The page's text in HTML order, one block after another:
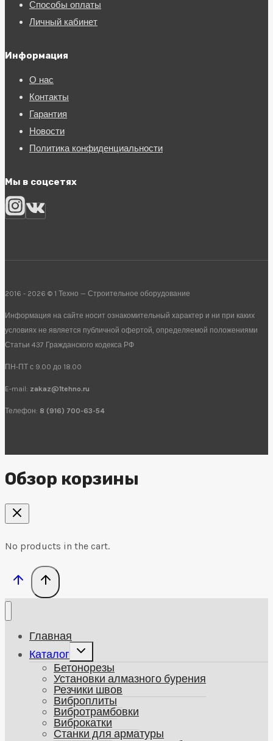
Способы оплаты
Личный кабинет
Информация
О нас
Контакты
Гарантия
Новости
Политика конфиденциальности
Мы в соцсетях
2016 - 2026 © 1 Техно — Строительное оборудование
Информация на сайте носит ознакомительный характер и ни при каких
условиях не является публичной офертой, определяемой положениями
Статьи 437 Гражданского кодекса РФ
ПН-ПТ с 9.00 до 18.00
E-mail: zakaz@1tehno.ru
Телефон: 8 (916) 700-63-54
Обзор корзины
No products in the cart.
Главная
Каталог
Развернуть
меню
Бетонорезы
Установки алмазного бурения
Резчики швов
Виброплиты
Вибротрамбовки
Виброкатки
Станки для арматуры